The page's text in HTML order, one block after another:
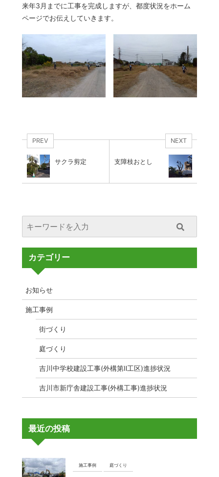
来年3月までに工事を完成しますが、都度状況をホーム
ページでお伝えしていきます。
PREV
サクラ剪定
NEXT
支障枝おとし
カテゴリー
お知らせ
施工事例
街づくり
庭づくり
吉川中学校建設工事(外構第Ⅱ工区)進捗状況
吉川市新庁舎建設工事(外構工事)進捗状況
最近の投稿
施工事例 庭づくり